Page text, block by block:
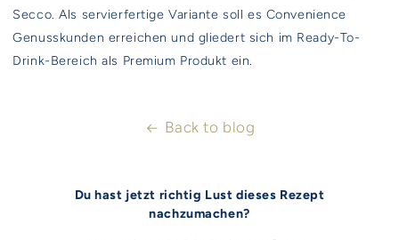
Secco. Als servierfertige Variante soll es Convenience
Genusskunden erreichen und gliedert sich im Ready-To-
Drink-Bereich als Premium Produkt ein.
Back to blog
Du hast jetzt richtig Lust dieses Rezept
nachzumachen?